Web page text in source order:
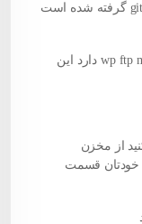
توجه کنید که این آموزش از مرکز معتبر github گرفته شده است
برای این کار شما نیاز به افزونه wp ftp media library دارد این
از مخزن
خودتان قسمت